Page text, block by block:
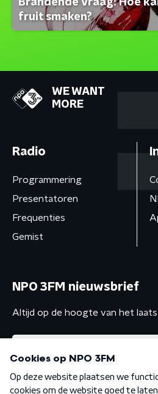
Brandende Vraag: Hoe
fruit smaken?
WE WANT
MORE
Radio
Programmering
Presentatoren
Frequenties
Gemist
NPO 3FM nieuwsbrief
Altijd op de hoogte van het